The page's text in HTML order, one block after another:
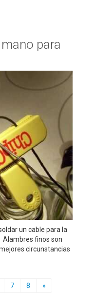
para
un cable para la
Alambres finos son
circunstancias
7 8 »